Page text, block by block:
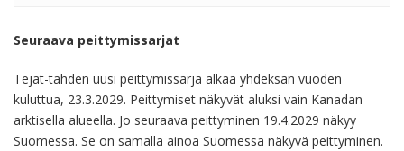
Seuraava peittymissarjat
Tejat-tähden uusi peittymissarja alkaa yhdeksän vuoden
kuluttua, 23.3.2029. Peittymiset näkyvät aluksi vain Kanadan
arktisella alueella. Jo seuraava peittyminen 19.4.2029 näkyy
Suomessa. Se on samalla ainoa Suomessa näkyvä peittyminen.